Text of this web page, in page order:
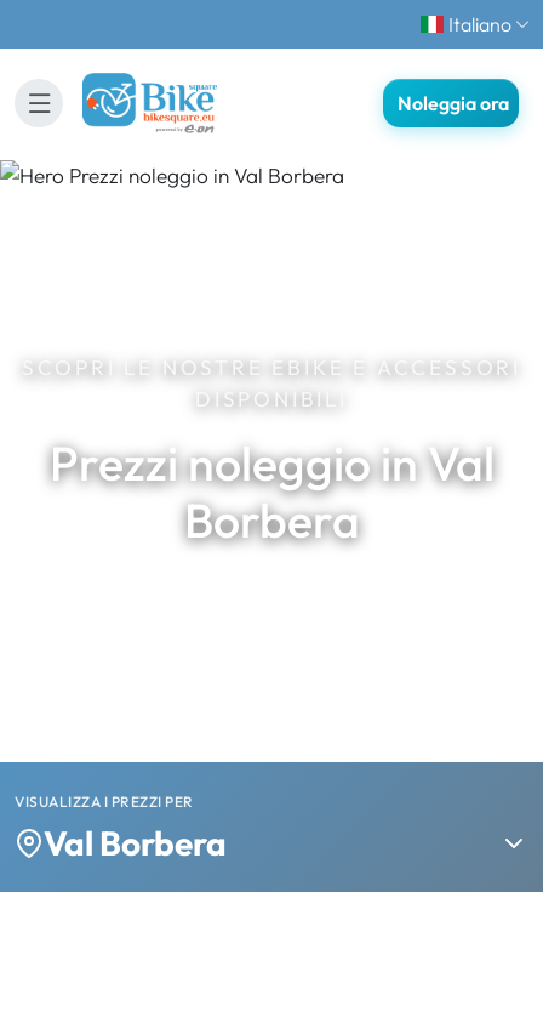
Italiano
Noleggia ora
SCOPRI LE NOSTRE EBIKE E ACCESSORI
DISPONIBILI
Prezzi noleggio in Val
Borbera
VISUALIZZA I PREZZI PER
Val Borbera